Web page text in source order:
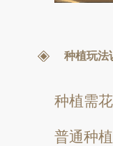
种植玩法
种植需
普通种